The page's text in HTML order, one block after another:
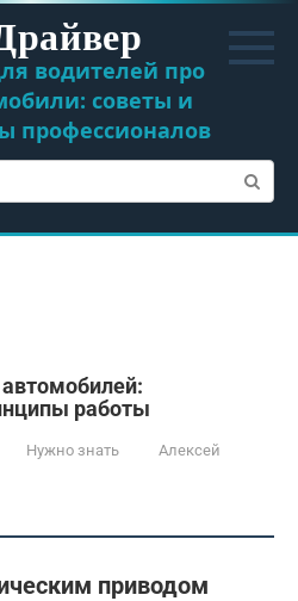
водителей про
советы и
профессионалов
работы
Нужно знать
Алексей
приводом